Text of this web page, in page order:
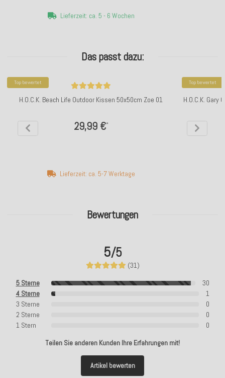
Bewertungen
5/5
(31)
5 Sterne
30
4 Sterne
1
3 Sterne
0
2 Sterne
0
1 Stern
0
Teilen Sie anderen Kunden Ihre Erfahrungen mit!
Artikel bewerten
Lieferzeit: ca. 5 - 6 Wochen
Das passt dazu:
Top bewertet
H.O.C.K. Beach Life Outdoor Kissen 50x50cm Zoe 01
29,99 €*
Lieferzeit: ca. 5-7 Werktage
Top bewertet
H.O.C.K.